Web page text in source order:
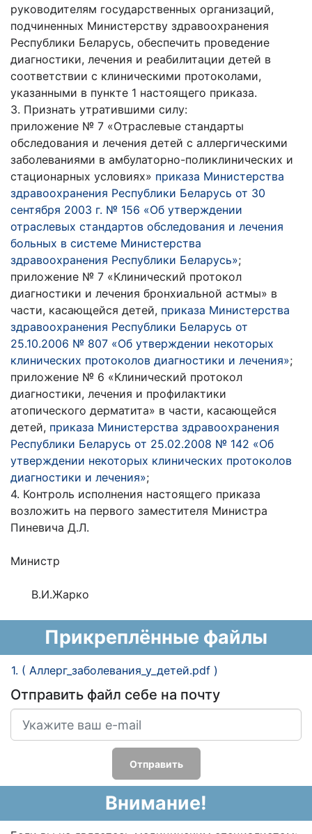
руководителям государственных организаций,
подчиненных Министерству здравоохранения
Республики Беларусь, обеспечить проведение
диагностики, лечения и реабилитации детей в
соответствии с клиническими протоколами,
указанными в пункте 1 настоящего приказа.
3. Признать утратившими силу:
приложение № 7 «Отраслевые стандарты
обследования и лечения детей с аллергическими
заболеваниями в амбулаторно-поликлинических и
стационарных условиях» приказа Министерства
здравоохранения Республики Беларусь от 30
сентября 2003 г. № 156 «Об утверждении
отраслевых стандартов обследования и лечения
больных в системе Министерства
здравоохранения Республики Беларусь»;
приложение № 7 «Клинический протокол
диагностики и лечения бронхиальной астмы» в
части, касающейся детей, приказа Министерства
здравоохранения Республики Беларусь от
25.10.2006 № 807 «Об утверждении некоторых
клинических протоколов диагностики и лечения»;
приложение № 6 «Клинический протокол
диагностики, лечения и профилактики
атопического дерматита» в части, касающейся
детей, приказа Министерства здравоохранения
Республики Беларусь от 25.02.2008 № 142 «Об
утверждении некоторых клинических протоколов
диагностики и лечения»;
4. Контроль исполнения настоящего приказа
возложить на первого заместителя Министра
Пиневича Д.Л.
Министр
В.И.Жарко
Прикреплённые файлы
1. ( Аллерг_заболевания_у_детей.pdf )
Отправить файл себе на почту
Отправить
Внимание!